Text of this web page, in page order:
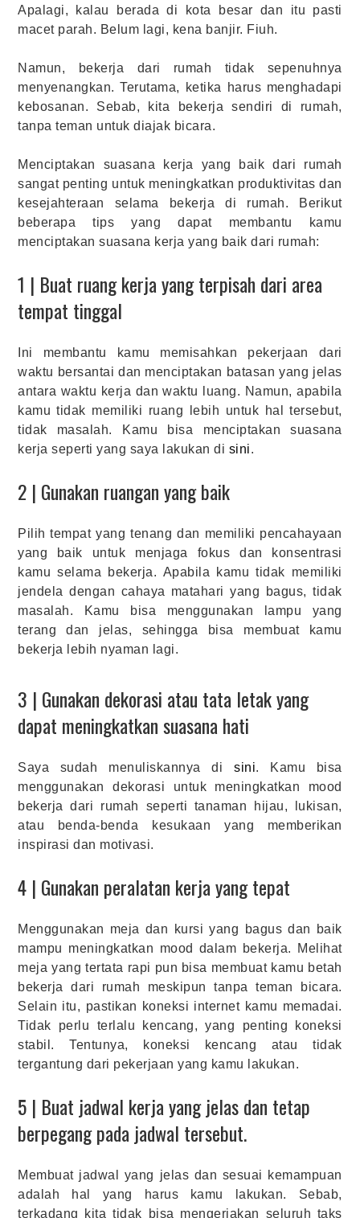
Apalagi, kalau berada di kota besar dan itu pasti
macet parah. Belum lagi, kena banjir. Fiuh.
Namun, bekerja dari rumah tidak sepenuhnya
menyenangkan. Terutama, ketika harus menghadapi
kebosanan. Sebab, kita bekerja sendiri di rumah,
tanpa teman untuk diajak bicara.
Menciptakan suasana kerja yang baik dari rumah
sangat penting untuk meningkatkan produktivitas dan
kesejahteraan selama bekerja di rumah. Berikut
beberapa tips yang dapat membantu kamu
menciptakan suasana kerja yang baik dari rumah:
1 | Buat ruang kerja yang terpisah dari area
tempat tinggal
Ini membantu kamu memisahkan pekerjaan dari
waktu bersantai dan menciptakan batasan yang jelas
antara waktu kerja dan waktu luang. Namun, apabila
kamu tidak memiliki ruang lebih untuk hal tersebut,
tidak masalah. Kamu bisa menciptakan suasana
kerja seperti yang saya lakukan di sini.
2 | Gunakan ruangan yang baik
Pilih tempat yang tenang dan memiliki pencahayaan
yang baik untuk menjaga fokus dan konsentrasi
kamu selama bekerja. Apabila kamu tidak memiliki
jendela dengan cahaya matahari yang bagus, tidak
masalah. Kamu bisa menggunakan lampu yang
terang dan jelas, sehingga bisa membuat kamu
bekerja lebih nyaman lagi.
3 | Gunakan dekorasi atau tata letak yang
dapat meningkatkan suasana hati
Saya sudah menuliskannya di sini. Kamu bisa
menggunakan dekorasi untuk meningkatkan mood
bekerja dari rumah seperti tanaman hijau, lukisan,
atau benda-benda kesukaan yang memberikan
inspirasi dan motivasi.
4 | Gunakan peralatan kerja yang tepat
Menggunakan meja dan kursi yang bagus dan baik
mampu meningkatkan mood dalam bekerja. Melihat
meja yang tertata rapi pun bisa membuat kamu betah
bekerja dari rumah meskipun tanpa teman bicara.
Selain itu, pastikan koneksi internet kamu memadai.
Tidak perlu terlalu kencang, yang penting koneksi
stabil. Tentunya, koneksi kencang atau tidak
tergantung dari pekerjaan yang kamu lakukan.
5 | Buat jadwal kerja yang jelas dan tetap
berpegang pada jadwal tersebut.
Membuat jadwal yang jelas dan sesuai kemampuan
adalah hal yang harus kamu lakukan. Sebab,
terkadang kita tidak bisa mengerjakan seluruh taks